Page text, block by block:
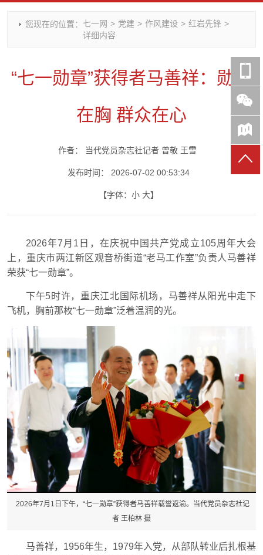
时政要闻
干部任免
理论武装
七一视角
党建动态
人才工作
基层组织建设
作风建设
热点关注
党刊好文
党务知识
党史参阅
七一书院
红岩评论
七一文学
党建头条微信公众号
七一号
您现在的位置： 七一网 > 党建 > 作风建设 > 红岩先锋 >
详细内容
“七一勋章”获得者马善祥：勋章
在胸 群众在心
作者： 当代党员杂志社记者 曾敬 王雪
发布时间： 2026-07-02 00:53:34
【字体： 小 大】
2026年7月1日，在庆祝中国共产党成立105周年大会
上，重庆市两江新区观音桥街道“老马工作室”负责人马善祥
荣获“七一勋章”。
下午5时许，重庆江北国际机场，马善祥从阳光中走下
飞机，胸前那枚“七一勋章”泛着温润的光。
2026年7月1日下午，“七一勋章”获得者马善祥载誉返渝。当代党员杂志社记
者 王柏林 摄
马善祥，1956年生，1979年入党，从部队转业后扎根基